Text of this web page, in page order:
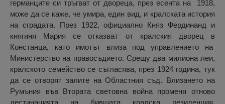
германците си тръгват от двореца, през есента на 1918,
може да се каже, че умира, един вид, и кралската история
на сградата. През 1922, официално Княз Фердинанд и
княгиня Мария се отказват от кралския дворец в
Констанца, като имотът влиза под управлението на
Министерство на правосъдието. Срещу два милиона леи,
кралското семейство се съгласява, през 1924 година, тук
да се отворят залите на Областния съд. Влизането на
Румъния във Втората световна война променя отново